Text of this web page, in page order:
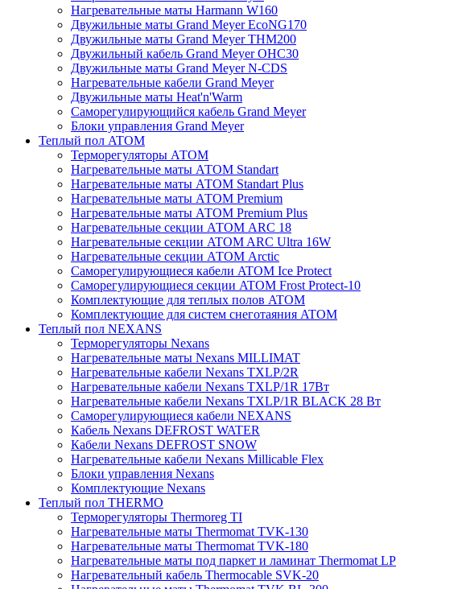
Нагревательные маты Harmann W160
Двужильные маты Grand Meyer EcoNG170
Двужильные маты Grand Meyer THM200
Двужильный кабель Grand Meyer OHC30
Двужильные маты Grand Meyer N-CDS
Нагревательные кабели Grand Meyer
Двужильные маты Heat'n'Warm
Саморегулирующийся кабель Grand Meyer
Блоки управления Grand Meyer
Теплый пол ATOM
Терморегуляторы АТОМ
Нагревательные маты АТОМ Standart
Нагревательные маты АТОМ Standart Plus
Нагревательные маты АТОМ Premium
Нагревательные маты АТОМ Premium Plus
Нагревательные секции АТОМ ARC 18
Нагревательные секции ATOM ARC Ultra 16W
Нагревательные секции АТОМ Arctic
Саморегулирующиеся кабели ATOM Ice Protect
Саморегулирующиеся секции ATOM Frost Protect-10
Комплектующие для теплых полов ATOM
Комплектующие для систем снеготаяния ATOM
Теплый пол NEXANS
Терморегуляторы Nexans
Нагревательные маты Nexans MILLIMAT
Нагревательные кабели Nexans TXLP/2R
Нагревательные кабели Nexans TXLP/1R 17Вт
Нагревательные кабели Nexans TXLP/1R BLACK 28 Вт
Саморегулирующиеся кабели NEXANS
Кабель Nexans DEFROST WATER
Кабели Nexans DEFROST SNOW
Нагревательные кабели Nexans Millicable Flex
Блоки управления Nexans
Комплектующие Nexans
Теплый пол THERMO
Терморегуляторы Thermoreg TI
Нагревательные маты Thermomat TVK-130
Нагревательные маты Thermomat TVK-180
Нагревательные маты под паркет и ламинат Thermomat LP
Нагревательный кабель Thermocable SVK-20